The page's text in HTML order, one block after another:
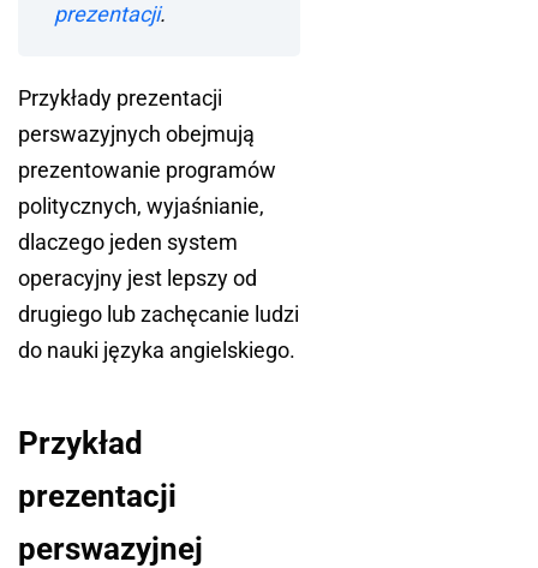
prezentacji.
Przykłady prezentacji
perswazyjnych obejmują
prezentowanie programów
politycznych, wyjaśnianie,
dlaczego jeden system
operacyjny jest lepszy od
drugiego lub zachęcanie ludzi
do nauki języka angielskiego.
Przykład
prezentacji
perswazyjnej